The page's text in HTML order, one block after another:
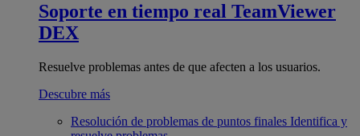
Soporte en tiempo real TeamViewer
DEX
Resuelve problemas antes de que afecten a los usuarios.
Descubre más
Resolución de problemas de puntos finales Identifica y